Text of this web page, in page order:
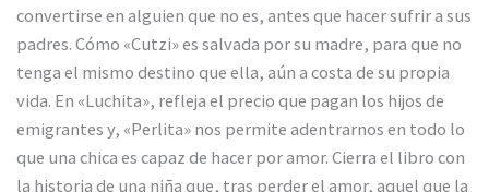
convertirse en alguien que no es, antes que hacer sufrir a sus
padres. Cómo «Cutzi» es salvada por su madre, para que no
tenga el mismo destino que ella, aún a costa de su propia
vida. En «Luchita», refleja el precio que pagan los hijos de
emigrantes y, «Perlita» nos permite adentrarnos en todo lo
que una chica es capaz de hacer por amor. Cierra el libro con
la historia de una niña que, tras perder el amor, aquel que la